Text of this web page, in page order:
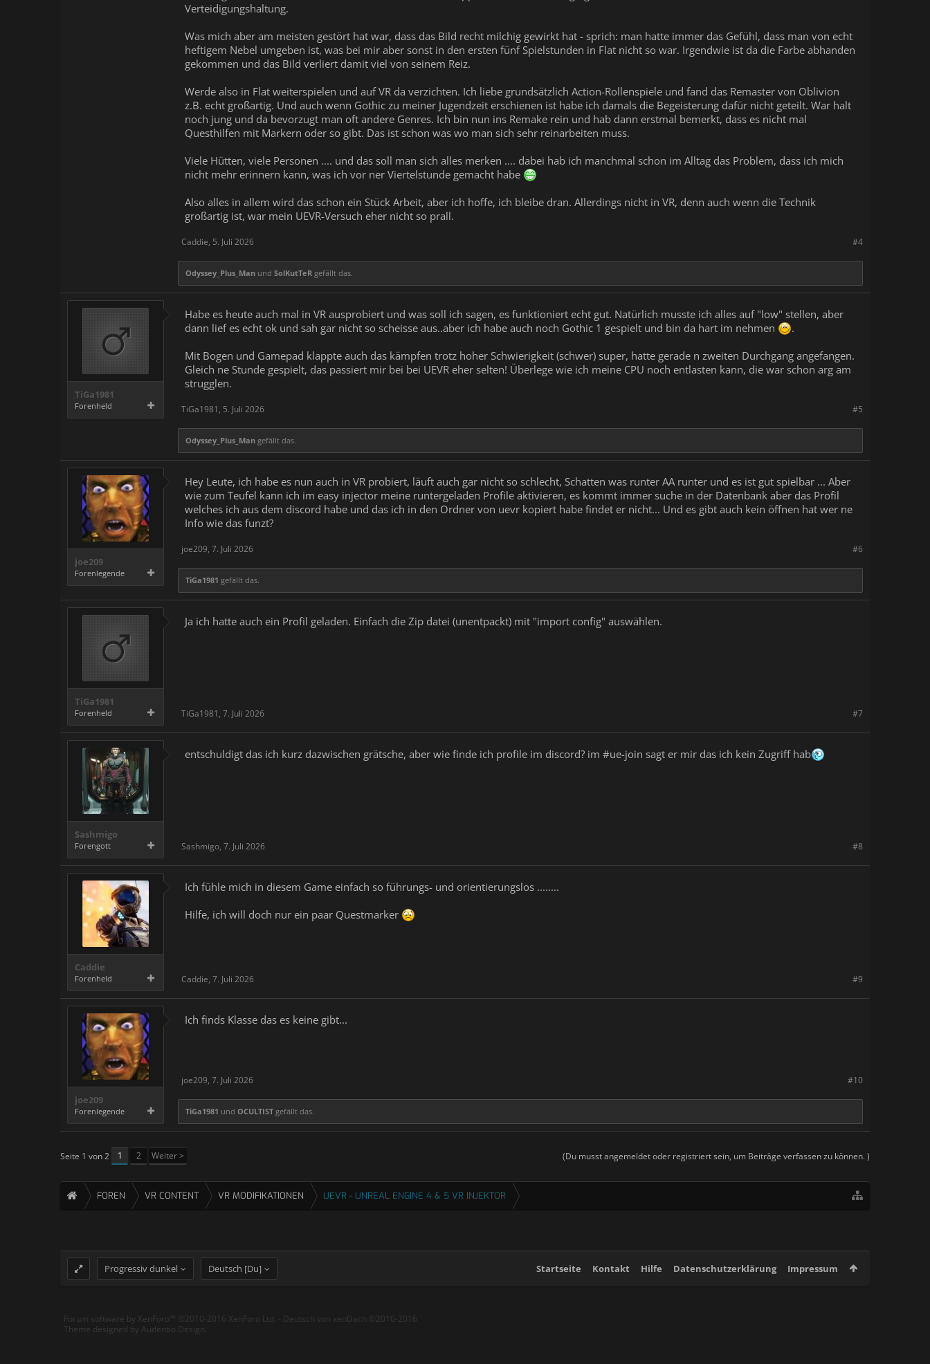
Verteidigungshaltung.
Was mich aber am meisten gestört hat war, dass das Bild recht milchig gewirkt hat - sprich: man hatte immer das Gefühl, dass man von echt
heftigem Nebel umgeben ist, was bei mir aber sonst in den ersten fünf Spielstunden in Flat nicht so war. Irgendwie ist da die Farbe abhanden
gekommen und das Bild verliert damit viel von seinem Reiz.
Werde also in Flat weiterspielen und auf VR da verzichten. Ich liebe grundsätzlich Action-Rollenspiele und fand das Remaster von Oblivion
z.B. echt großartig. Und auch wenn Gothic zu meiner Jugendzeit erschienen ist habe ich damals die Begeisterung dafür nicht geteilt. War halt
noch jung und da bevorzugt man oft andere Genres. Ich bin nun ins Remake rein und hab dann erstmal bemerkt, dass es nicht mal
Questhilfen mit Markern oder so gibt. Das ist schon was wo man sich sehr reinarbeiten muss.
Viele Hütten, viele Personen .... und das soll man sich alles merken .... dabei hab ich manchmal schon im Alltag das Problem, dass ich mich
nicht mehr erinnern kann, was ich vor ner Viertelstunde gemacht habe
Also alles in allem wird das schon ein Stück Arbeit, aber ich hoffe, ich bleibe dran. Allerdings nicht in VR, denn auch wenn die Technik
großartig ist, war mein UEVR-Versuch eher nicht so prall.
#4
Caddie, 5. Juli 2026
Odyssey_Plus_Man und SolKutTeR gefällt das.
TiGa1981
Forenheld
Habe es heute auch mal in VR ausprobiert und was soll ich sagen, es funktioniert echt gut. Natürlich musste ich alles auf "low" stellen, aber
dann lief es echt ok und sah gar nicht so scheisse aus..aber ich habe auch noch Gothic 1 gespielt und bin da hart im nehmen
.
Mit Bogen und Gamepad klappte auch das kämpfen trotz hoher Schwierigkeit (schwer) super, hatte gerade n zweiten Durchgang angefangen.
Gleich ne Stunde gespielt, das passiert mir bei bei UEVR eher selten! Überlege wie ich meine CPU noch entlasten kann, die war schon arg am
strugglen.
#5
TiGa1981 , 5. Juli 2026
Odyssey_Plus_Man gefällt das.
joe209
Forenlegende
Hey Leute, ich habe es nun auch in VR probiert, läuft auch gar nicht so schlecht, Schatten was runter AA runter und es ist gut spielbar ... Aber
wie zum Teufel kann ich im easy injector meine runtergeladen Profile aktivieren, es kommt immer suche in der Datenbank aber das Profil
welches ich aus dem discord habe und das ich in den Ordner von uevr kopiert habe findet er nicht... Und es gibt auch kein öffnen hat wer ne
Info wie das funzt?
#6
joe209, 7. Juli 2026
TiGa1981 gefällt das.
TiGa1981
Forenheld
Ja ich hatte auch ein Profil geladen. Einfach die Zip datei (unentpackt) mit "import config" auswählen.
#7
TiGa1981 , 7. Juli 2026
Sashmigo
Forengott
entschuldigt das ich kurz dazwischen grätsche, aber wie finde ich profile im discord? im #ue-join sagt er mir das ich kein Zugriff hab
#8
Sashmigo, 7. Juli 2026
Caddie
Forenheld
Ich fühle mich in diesem Game einfach so führungs- und orientierungslos ........
Hilfe, ich will doch nur ein paar Questmarker
#9
Caddie, 7. Juli 2026
joe209
Forenlegende
Ich finds Klasse das es keine gibt...
#10
joe209, 7. Juli 2026
TiGa1981 und OCULTIST gefällt das.
(Du musst angemeldet oder registriert sein, um Beiträge verfassen zu können. )
Seite 1 von 2 1 2 Weiter >
FOREN VR CONTENT VR MODIFIKATIONEN UEVR - UNREAL ENGINE 4 & 5 VR INJEKTOR
Progressiv dunkel Deutsch [Du] Startseite Kontakt Hilfe Datenschutzerklärung Impressum
Forum software by XenForo™ ©2010-2016 XenForo Ltd. - Deutsch von xenDach ©2010-2016
Theme designed by Audentio Design.